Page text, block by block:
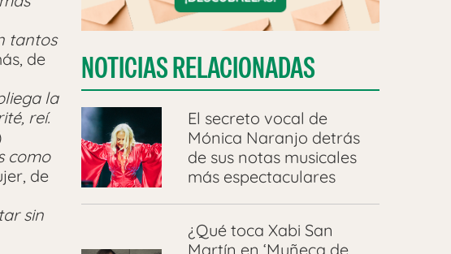
tantos
de
la
reí.
como
de
sin
NOTICIAS RELACIONADAS
El secreto vocal de
Mónica Naranjo detrás
de sus notas musicales
más espectaculares
¿Qué toca Xabi San
Martín en ‘Muñeca de